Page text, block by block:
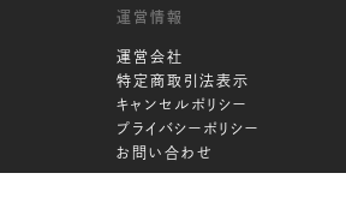
運営情報
運営会社
特定商取引法表示
キャンセルポリシー
プライバシーポリシー
お問い合わせ